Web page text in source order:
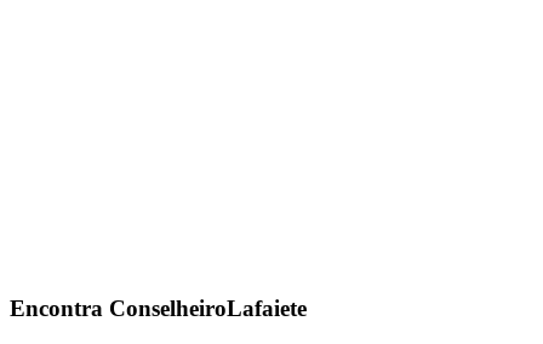
Encontra ConselheiroLafaiete